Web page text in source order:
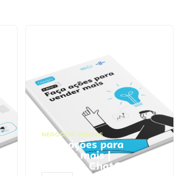
NEGÓCIOS, VENDAS
Faça ações para
vender mais |
Prompts ChatGPT